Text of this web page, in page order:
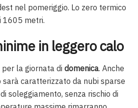
nel pomeriggio. Lo zero termico
1605 metri.
in leggero calo
la giornata di domenica. Anche
sarà caratterizzato da nubi sparse
soleggiamento, senza rischio di